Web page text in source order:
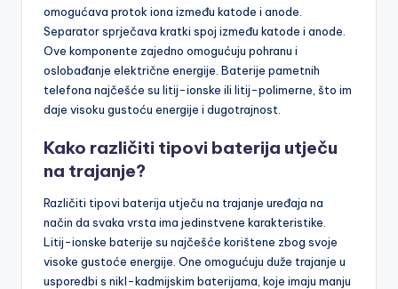
omogućava protok iona između katode i anode.
Separator sprječava kratki spoj između katode i anode.
Ove komponente zajedno omogućuju pohranu i
oslobađanje električne energije. Baterije pametnih
telefona najčešće su litij-ionske ili litij-polimerne, što im
daje visoku gustoću energije i dugotrajnost.
Kako različiti tipovi baterija utječu
na trajanje?
Različiti tipovi baterija utječu na trajanje uređaja na
način da svaka vrsta ima jedinstvene karakteristike.
Litij-ionske baterije su najčešće korištene zbog svoje
visoke gustoće energije. One omogućuju duže trajanje u
usporedbi s nikl-kadmijskim baterijama, koje imaju manju